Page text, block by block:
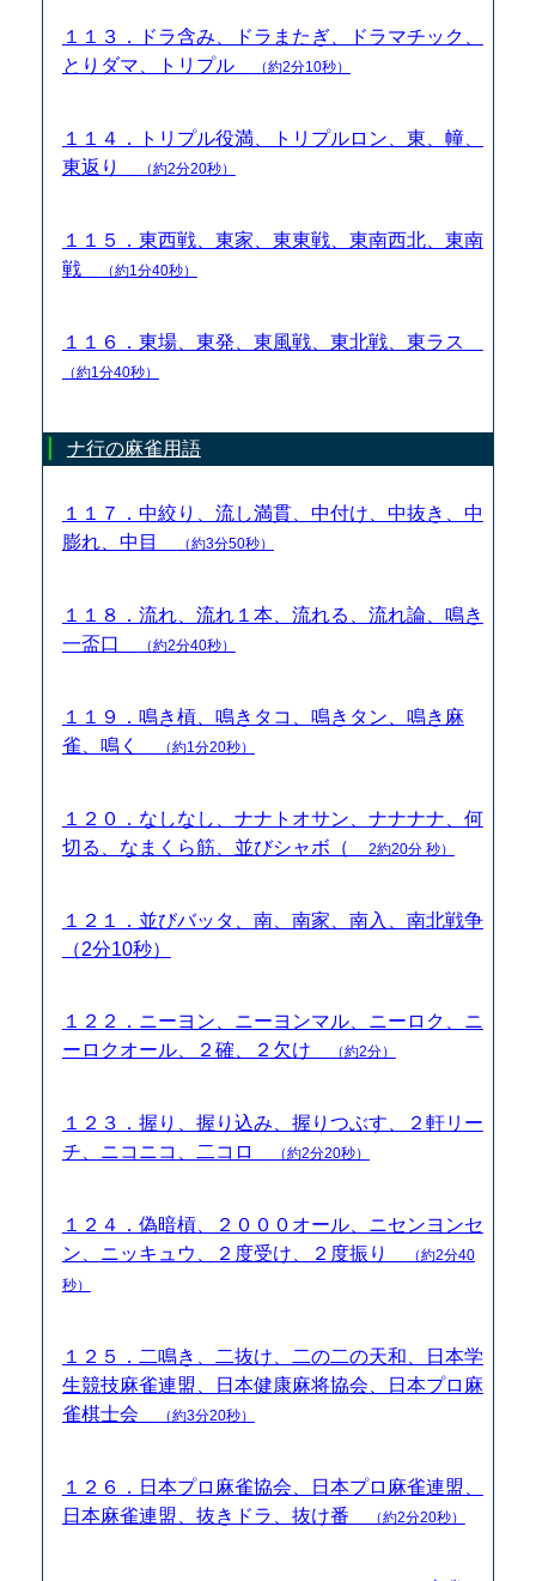
１１３．ドラ含み、ドラまたぎ、ドラマチック、
とりダマ、トリプル
（約2分10秒）
１１４．トリプル役満、トリプルロン、東、幢、
東返り
（約2分20秒）
１１５．東西戦、東家、東東戦、東南西北、東南
戦
（約1分40秒）
１１６．東場、東発、東風戦、東北戦、東ラス
（約1分40秒）
ナ行の麻雀用語
１１７．中絞り、流し満貫、中付け、中抜き、中
膨れ、中目
（約3分50秒）
１１８．流れ、流れ１本、流れる、流れ論、鳴き
一盃口
（約2分40秒）
１１９．鳴き槓、鳴きタコ、鳴きタン、鳴き麻
雀、鳴く
（約1分20秒）
１２０．なしなし、ナナトオサン、ナナナナ、何
切る、なまくら筋、並びシャボ（
2約20分 秒）
１２１．並びバッタ、南、南家、南入、南北戦争
（2分10秒）
１２２．ニーヨン、ニーヨンマル、ニーロク、ニ
ーロクオール、２確、２欠け
（約2分）
１２３．握り、握り込み、握りつぶす、２軒リー
チ、ニコニコ、二コロ
（約2分20秒）
１２４．偽暗槓、２０００オール、ニセンヨンセ
ン、ニッキュウ、２度受け、２度振り
（約2分40
秒）
１２５．二鳴き、二抜け、二の二の天和、日本学
生競技麻雀連盟、日本健康麻将協会、日本プロ麻
雀棋士会
（約3分20秒）
１２６．日本プロ麻雀協会、日本プロ麻雀連盟、
日本麻雀連盟、抜きドラ、抜け番
（約2分20秒）